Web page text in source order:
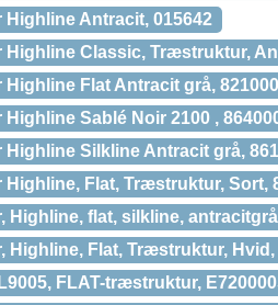
Antracit, 015642
Highline Classic, Træstruktur,
Flat Antracit grå, 821000
Sablé Noir 2100 ,
Silkline Antracit grå,
Flat, Træstruktur, Sort,
Highline, flat, silkline,
Highline, Flat, Træstruktur, Hvid,
FLAT-træstruktur,